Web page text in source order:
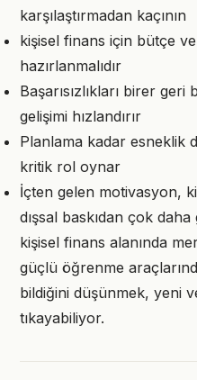
karşılaştırmadan kaçının
kişisel finans için bütçe
hazırlanmalıdır
Başarısızlıkları birer
gelişimi hızlandırır
Planlama kadar esneklik
kritik rol oynar
İçten gelen motivasyon,
dışsal baskıdan çok
kişisel finans alanında
güçlü öğrenme
bildiğini düşünmek, yeni
tıkayabiliyor.